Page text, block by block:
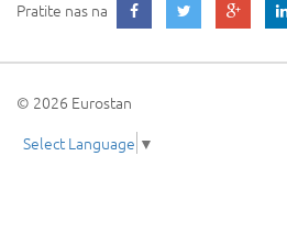
Pratite nas na
© 2026 Eurostan
Select Language ▼